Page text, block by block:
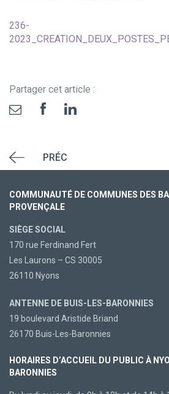
236-
Partager cet article :
PRÉC
COMMUNAUTÉ DE COMMUNES DES
PROVENÇALE
SIÈGE SOCIAL
170 rue Ferdinand Fert
Les Laurons – CS 30005
26110 Nyons
ANTENNE DE BUIS-LES-BARONNIES
19 boulevard Aristide Briand
26170 Buis-Les-Baronnies
HORAIRES D’ACCUEIL DU PUBLIC À
BARONNIES